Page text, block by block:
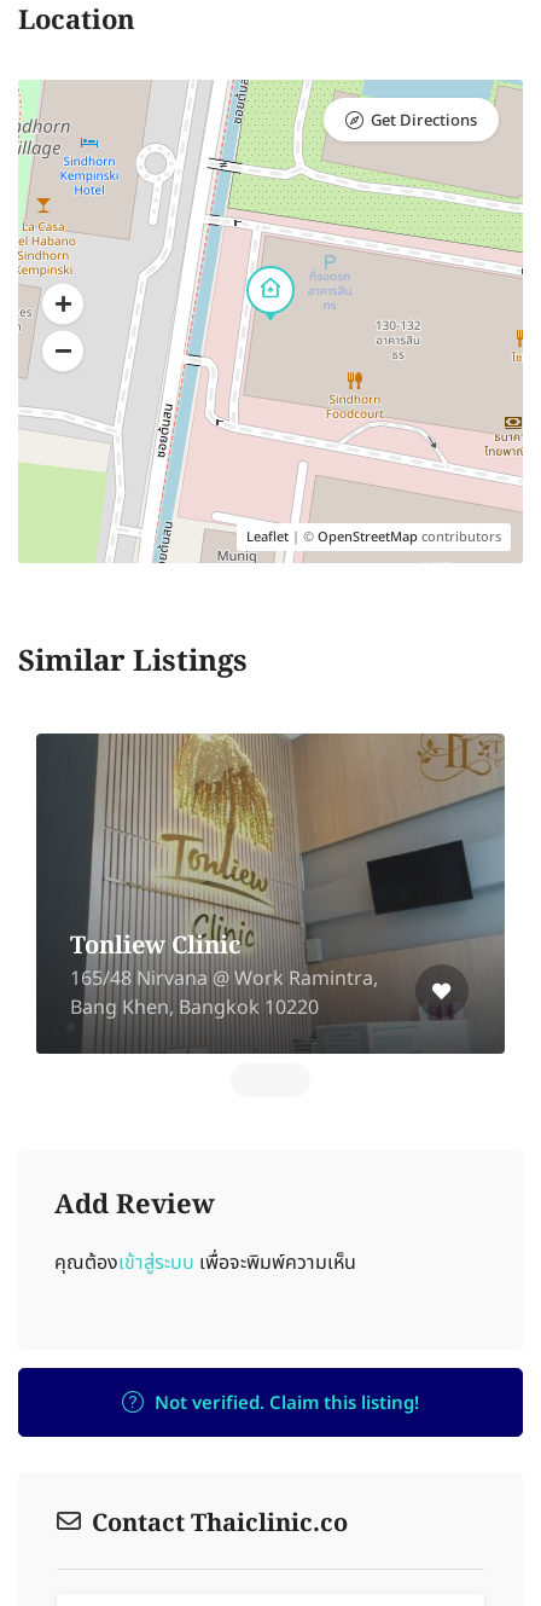
Location
Leaflet | ©OpenStreetMapcontributors
Get Directions
Similar Listings
Tonliew Clinic
165/48 Nirvana @ Work Ramintra,
Bang Khen, Bangkok 10220
Add Review
คุณต้องเข้าสู่ระบบ เพื่อจะพิมพ์ความเห็น
Not verified. Claim this listing!
Contact Thaiclinic.co